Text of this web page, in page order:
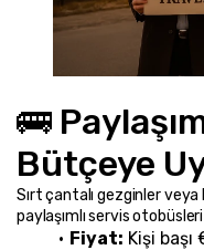
🚌
Bütçeye
Sırt çantalı gezginler
paylaşımlı servis
Fiyat: Kişi